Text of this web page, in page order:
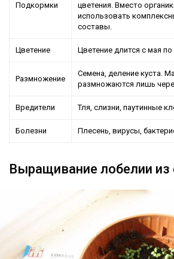
Подкормки
цветения. Вместо
использовать
составы.
Цветение Цветение длится с мая по
Размножение
Семена, деление куста.
размножаются лишь
Вредители Тля, слизни, паутинные
Болезни Плесень, вирусы,
Выращивание лобелии из